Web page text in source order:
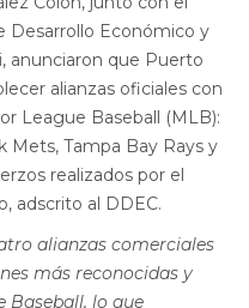
Desarrollo Económico y
anunciaron que Puerto
alianzas oficiales con
League Baseball (MLB):
Mets, Tampa Bay Rays y
realizados por el
adscrito al DDEC.
alianzas comerciales
más reconocidas y
Baseball, lo que